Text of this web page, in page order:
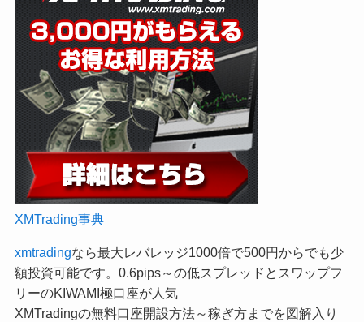
XMTrading事典
xmtradingなら最大レバレッジ1000倍で500円からでも少
額投資可能です。0.6pips～の低スプレッドとスワップフ
リーのKIWAMI極口座が人気
XMTradingの無料口座開設方法～稼ぎ方までを図解入り